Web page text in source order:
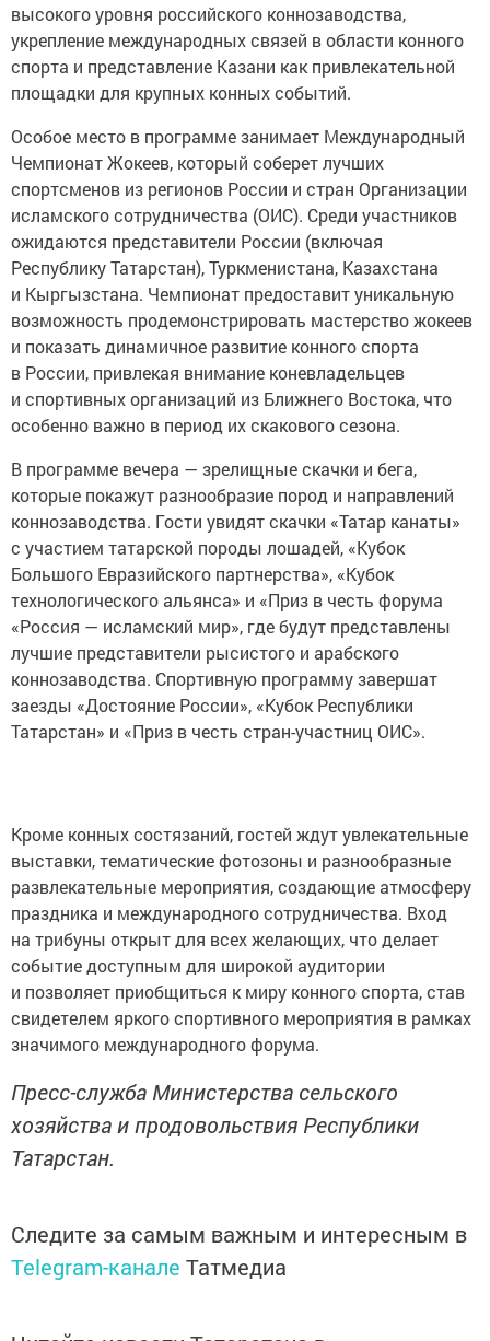
высокого уровня российского коннозаводства,
укрепление международных связей в области конного
спорта и представление Казани как привлекательной
площадки для крупных конных событий.
Особое место в программе занимает Международный
Чемпионат Жокеев, который соберет лучших
спортсменов из регионов России и стран Организации
исламского сотрудничества (ОИС). Среди участников
ожидаются представители России (включая
Республику Татарстан), Туркменистана, Казахстана
и Кыргызстана. Чемпионат предоставит уникальную
возможность продемонстрировать мастерство жокеев
и показать динамичное развитие конного спорта
в России, привлекая внимание коневладельцев
и спортивных организаций из Ближнего Востока, что
особенно важно в период их скакового сезона.
В программе вечера — зрелищные скачки и бега,
которые покажут разнообразие пород и направлений
коннозаводства. Гости увидят скачки «Татар канаты»
с участием татарской породы лошадей, «Кубок
Большого Евразийского партнерства», «Кубок
технологического альянса» и «Приз в честь форума
«Россия — исламский мир», где будут представлены
лучшие представители рысистого и арабского
коннозаводства. Спортивную программу завершат
заезды «Достояние России», «Кубок Республики
Татарстан» и «Приз в честь стран-участниц ОИС».
Кроме конных состязаний, гостей ждут увлекательные
выставки, тематические фотозоны и разнообразные
развлекательные мероприятия, создающие атмосферу
праздника и международного сотрудничества. Вход
на трибуны открыт для всех желающих, что делает
событие доступным для широкой аудитории
и позволяет приобщиться к миру конного спорта, став
свидетелем яркого спортивного мероприятия в рамках
значимого международного форума.
Пресс-служба Министерства сельского
хозяйства и продовольствия Республики
Татарстан.
Следите за самым важным и интересным в
Telegram-канале Татмедиа